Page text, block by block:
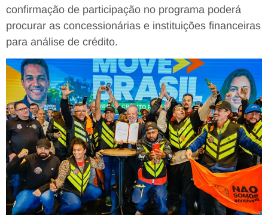
confirmação de participação no programa poderá
procurar as concessionárias e instituições financeiras
para análise de crédito.